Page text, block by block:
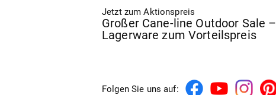
Jetzt zum Aktionspreis
Großer Cane-line Outdoor Sale –
Lagerware zum Vorteilspreis
Folgen Sie uns auf: